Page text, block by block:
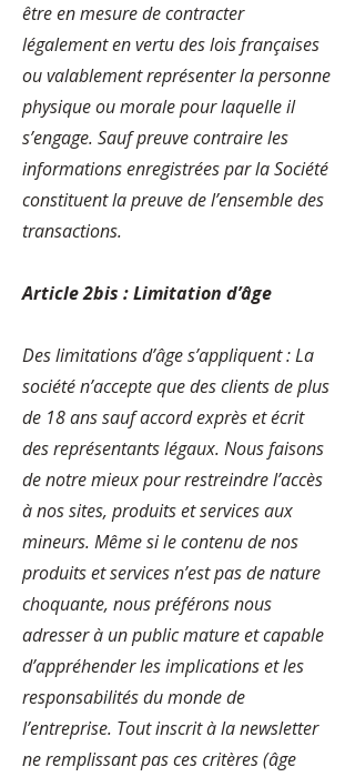
être en mesure de contracter
légalement en vertu des lois françaises
ou valablement représenter la personne
physique ou morale pour laquelle il
s’engage. Sauf preuve contraire les
informations enregistrées par la Société
constituent la preuve de l’ensemble des
transactions.
Article 2bis : Limitation d’âge
Des limitations d’âge s’appliquent : La
société n’accepte que des clients de plus
de 18 ans sauf accord exprès et écrit
des représentants légaux. Nous faisons
de notre mieux pour restreindre l’accès
à nos sites, produits et services aux
mineurs. Même si le contenu de nos
produits et services n’est pas de nature
choquante, nous préférons nous
adresser à un public mature et capable
d’appréhender les implications et les
responsabilités du monde de
l’entreprise. Tout inscrit à la newsletter
ne remplissant pas ces critères (âge